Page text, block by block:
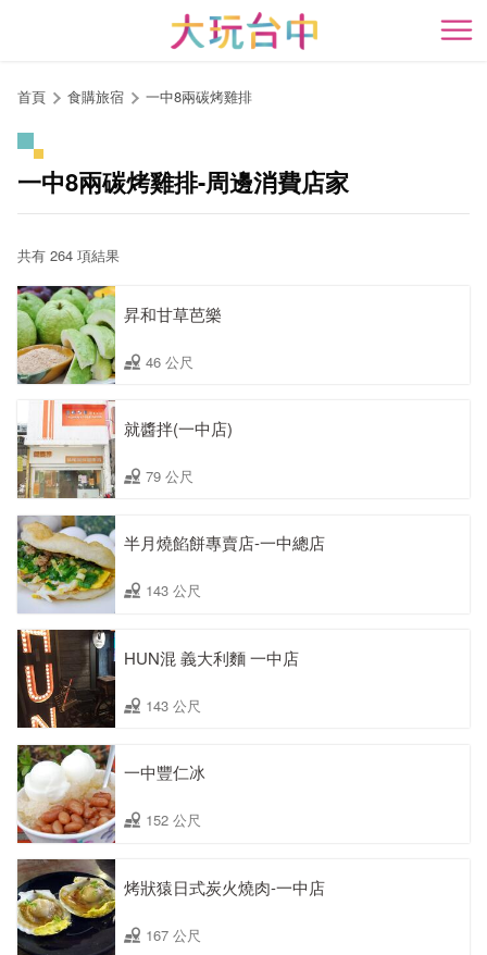
開
首頁 食購旅宿 一中8兩碳烤雞排
一中8兩碳烤雞排-周邊消費店家
共有 264 項結果
昇和甘草芭樂
46 公尺
就醬拌(一中店)
79 公尺
半月燒餡餅專賣店-一中總店
143 公尺
HUN混 義大利麵 一中店
143 公尺
一中豐仁冰
152 公尺
烤狀猿日式炭火燒肉-一中店
167 公尺